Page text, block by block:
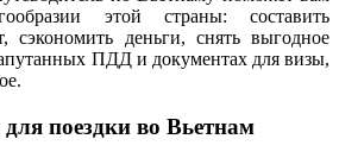
этой страны: составить
сэкономить деньги, снять выгодное
ПДД и документах для визы,
поездки во Вьетнам